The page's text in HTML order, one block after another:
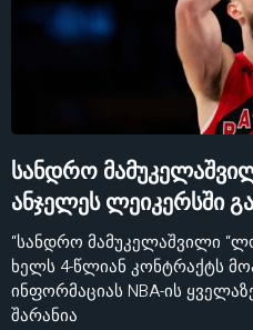
სანდრო
ანჯელეს ლეიკერსში
“სანდრო მამუკელაშვილი
ხელს 4-წლიან კონტრაქტს
ინფორმაციას NBA-ის
შარანია